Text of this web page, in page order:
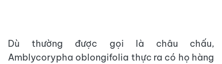
Dù thường được gọi là châu chấu,
Amblycorypha oblongifolia thực ra có họ hàng